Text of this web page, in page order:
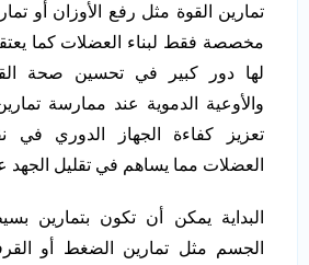
تمارين القوة مثل رفع الأوزان أو
مخصصة فقط لبناء العضلات كما
لها دور كبير في تحسين صحة
والأوعية الدموية عند ممارسة
تعزيز كفاءة الجهاز الدوري في
العضلات مما يساهم في تقليل الجهد
البداية يمكن أن تكون بتمارين
الجسم مثل تمارين الضغط أو